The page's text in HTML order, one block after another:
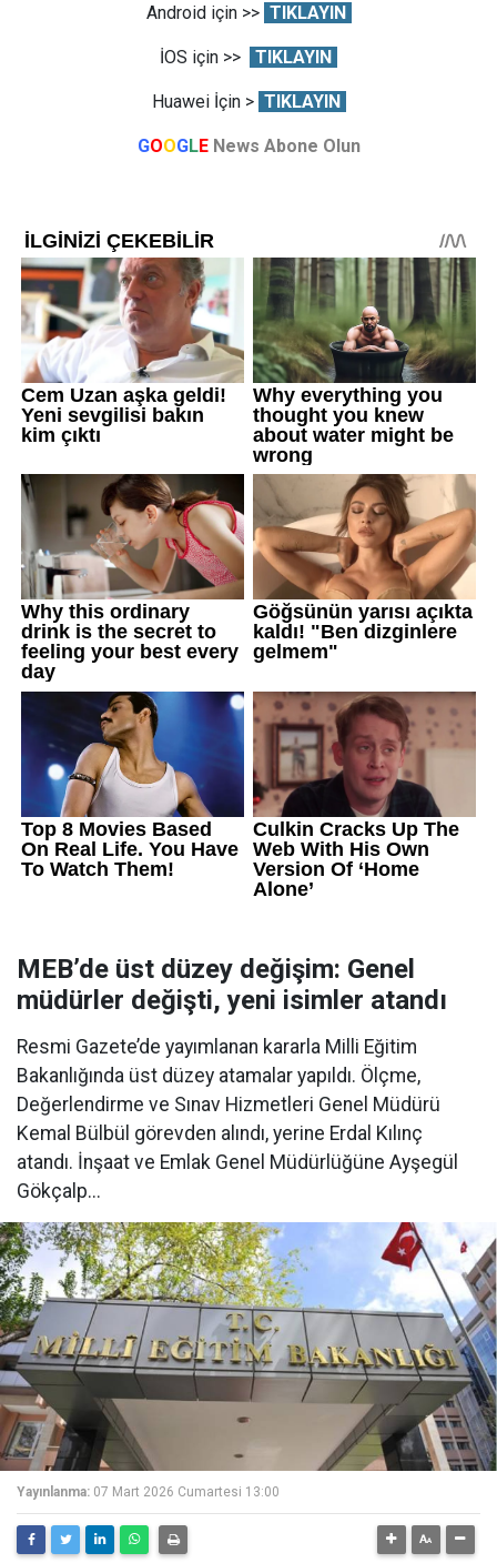
Android için >> TIKLAYIN
İOS için >> TIKLAYIN
Huawei İçin > TIKLAYIN
GOOGLE News Abone Olun
MEB’de üst düzey değişim: Genel
müdürler değişti, yeni isimler atandı
Resmi Gazete’de yayımlanan kararla Milli Eğitim
Bakanlığında üst düzey atamalar yapıldı. Ölçme,
Değerlendirme ve Sınav Hizmetleri Genel Müdürü
Kemal Bülbül görevden alındı, yerine Erdal Kılınç
atandı. İnşaat ve Emlak Genel Müdürlüğüne Ayşegül
Gökçalp...
Yayınlanma: 07 Mart 2026 Cumartesi 13:00